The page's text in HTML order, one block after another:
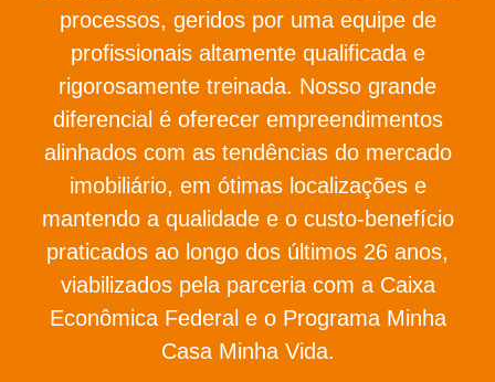
processos, geridos por uma equipe de
profissionais altamente qualificada e
rigorosamente treinada. Nosso grande
diferencial é oferecer empreendimentos
alinhados com as tendências do mercado
imobiliário, em ótimas localizações e
mantendo a qualidade e o custo-benefício
praticados ao longo dos últimos 26 anos,
viabilizados pela parceria com a Caixa
Econômica Federal e o Programa Minha
Casa Minha Vida.